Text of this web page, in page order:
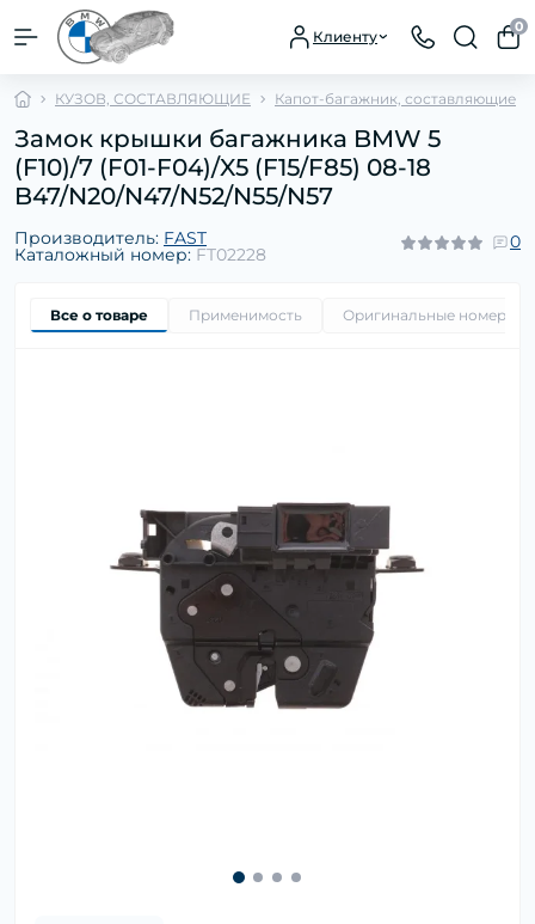
Клиенту
0
КУЗОВ, СОСТАВЛЯЮЩИЕ Капот-багажник, составляющие
Замок крышки багажника BMW 5
(F10)/7 (F01-F04)/X5 (F15/F85) 08-18
B47/N20/N47/N52/N55/N57
Производитель: FAST
Каталожный номер: FT02228
0
Все о товаре Применимость Оригинальные номера